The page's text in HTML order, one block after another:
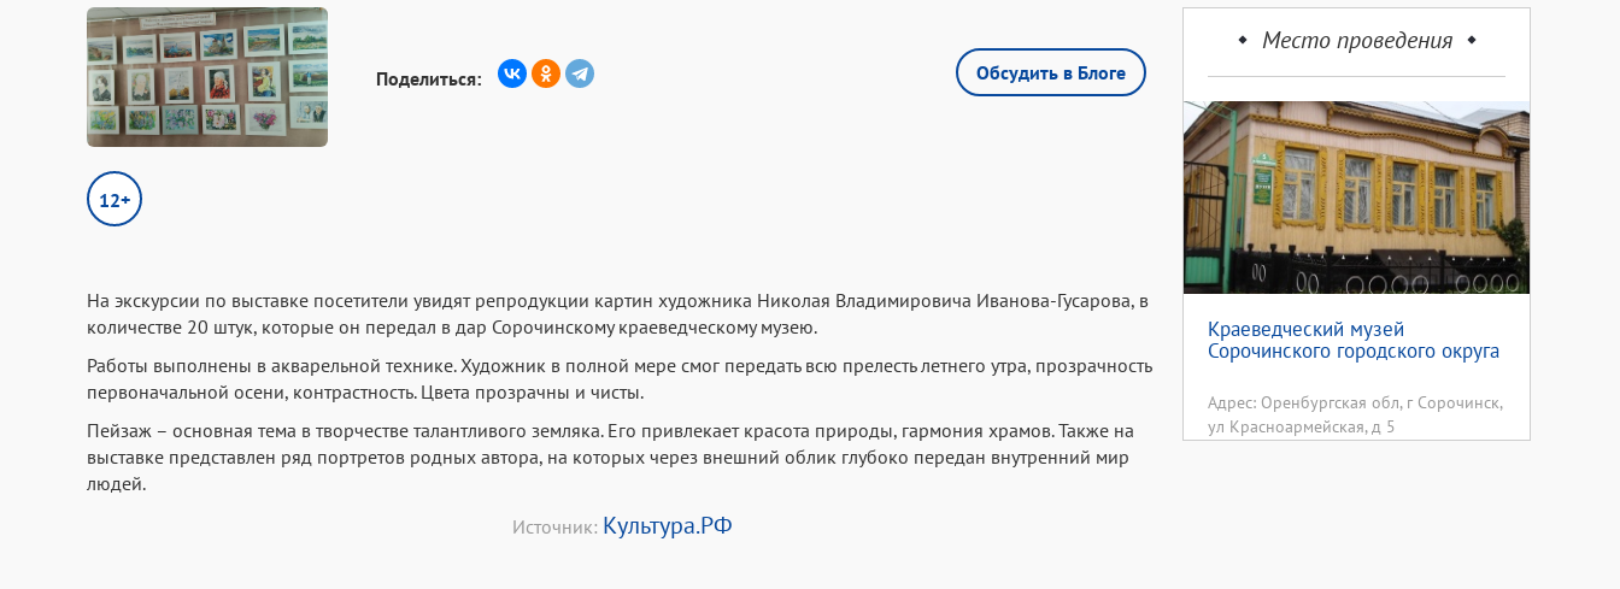
12+
Поделиться: Обсудить в Блоге
На экскурсии по выставке посетители увидят репродукции картин художника Николая Владимировича Иванова-Гусарова, в
количестве 20 штук, которые он передал в дар Сорочинскому краеведческому музею.
Работы выполнены в акварельной технике. Художник в полной мере смог передать всю прелесть летнего утра, прозрачность
первоначальной осени, контрастность. Цвета прозрачны и чисты.
Пейзаж – основная тема в творчестве талантливого земляка. Его привлекает красота природы, гармония храмов. Также на
выставке представлен ряд портретов родных автора, на которых через внешний облик глубоко передан внутренний мир
людей.
Источник: Культура.РФ
Место проведения
Краеведческий музей
Сорочинского городского округа
Адрес: Оренбургская обл, г Сорочинск,
ул Красноармейская, д 5